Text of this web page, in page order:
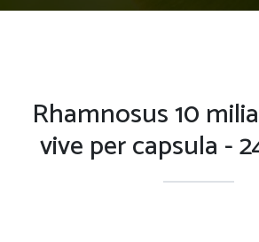
Rhamnosus 10
vive per capsula -